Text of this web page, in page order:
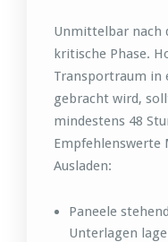
Unmittelbar nach
kritische Phase.
Transportraum in
gebracht wird,
mindestens 48
Empfehlenswerte
Ausladen:
Paneele
Unterlagen